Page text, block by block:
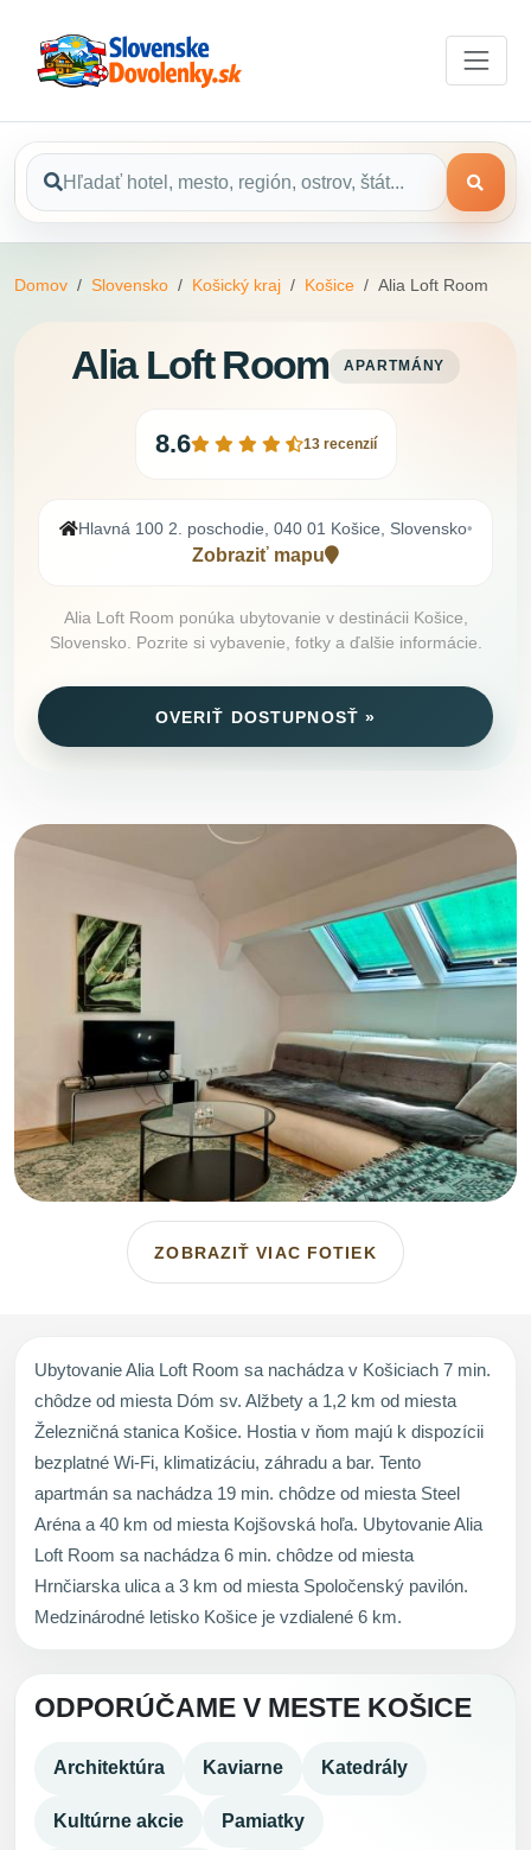
Domov Slovensko Košický kraj Košice Alia Loft Room
Alia Loft Room APARTMÁNY
8.6 13 recenzií
Hlavná 100 2. poschodie, 040 01 Košice, Slovensko•
Zobraziť mapu
Alia Loft Room ponúka ubytovanie v destinácii Košice,
Slovensko. Pozrite si vybavenie, fotky a ďalšie informácie.
OVERIŤ DOSTUPNOSŤ »
ZOBRAZIŤ VIAC FOTIEK
Ubytovanie Alia Loft Room sa nachádza v Košiciach 7 min.
chôdze od miesta Dóm sv. Alžbety a 1,2 km od miesta
Železničná stanica Košice. Hostia v ňom majú k dispozícii
bezplatné Wi-Fi, klimatizáciu, záhradu a bar. Tento
apartmán sa nachádza 19 min. chôdze od miesta Steel
Aréna a 40 km od miesta Kojšovská hoľa. Ubytovanie Alia
Loft Room sa nachádza 6 min. chôdze od miesta
Hrnčiarska ulica a 3 km od miesta Spoločenský pavilón.
Medzinárodné letisko Košice je vzdialené 6 km.
ODPORÚČAME V MESTE KOŠICE
Architektúra Kaviarne Katedrály
Kultúrne akcie Pamiatky